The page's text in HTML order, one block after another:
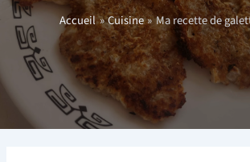
Accueil Cuisine Ma recette de